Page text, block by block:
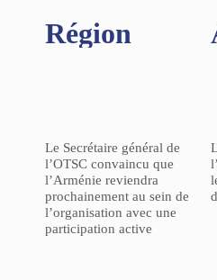
Région​
Le Secrétaire général de
l’OTSC convaincu que
l’Arménie reviendra
prochainement au sein de
l’organisation avec une
participation active